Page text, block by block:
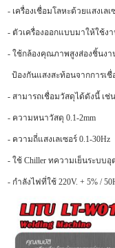
- เครื่องเชื่อมโลหะด้วยแสงเล
- ตัวเครื่องออกแบบมาให้ใช้ง
- ใช้กล้องคุณภาพสูงส่องชิ้นง
ป้องกันแสงสะท้อนจากการเชื่
- สามารถเชื่อมวัสดุได้ดังนี้ เช่
- ความหนาวัสดุ 0.1-2mm
- ความถี่แสงเลเซอร์ 0.1-30Hz
- ใช้ Chiller ทความเย็นระบบอุ
- กำลังไฟที่ใช้ 220V. + 5% /